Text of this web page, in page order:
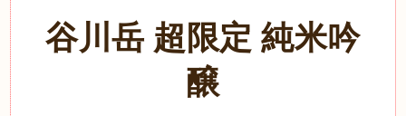
谷川岳 超限定 純米吟
醸